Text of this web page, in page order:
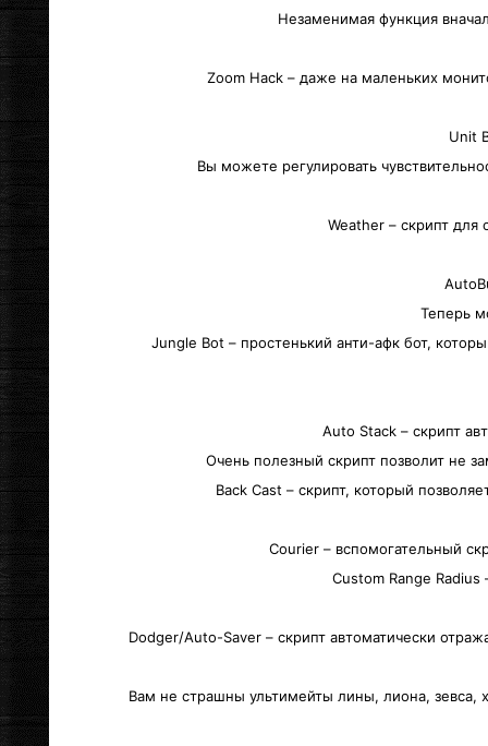
Незаменимая функция
Zoom Hack – даже на маленьких
Unit
Вы можете регулировать
Weather – скрипт
Теперь
Jungle Bot – простенький анти-афк бот,
Auto Stack – скрипт
Очень полезный скрипт позволит не
Back Cast – скрипт, который
Courier – вспомогательный
Custom Range
Dodger/Auto-Saver – скрипт автоматически
Вам не страшны ультимейты лины, лиона, зевса,